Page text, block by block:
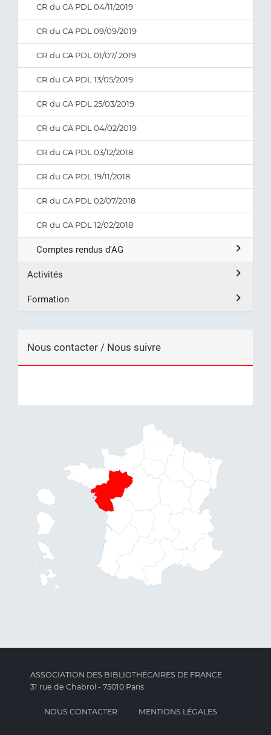
CR du CA PDL 04/11/2019
CR du CA PDL 09/09/2019
CR du CA PDL 01/07/ 2019
CR du CA PDL 13/05/2019
CR du CA PDL 25/03/2019
CR du CA PDL 04/02/2019
CR du CA PDL 03/12/2018
CR du CA PDL 19/11/2018
CR du CA PDL 02/07/2018
CR du CA PDL 12/02/2018
Comptes rendus d'AG
Activités
Formation
Nous contacter / Nous suivre
ASSOCIATION DES BIBLIOTHÉCAIRES DE FRANCE
31 rue de Chabrol - 75010 Paris
NOUS CONTACTER MENTIONS LÉGALES